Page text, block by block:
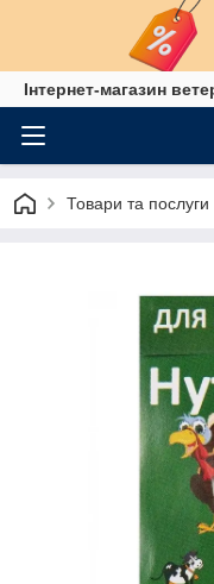
Інтернет-магазин
Товари та послуги